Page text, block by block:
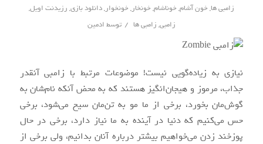
زامبی ها,خون آشام,خوناشام,خونخار,خونخوار,دانلود بازی, رزیدنت اویل,
زامبی, زامبی ها / توسط ادمین
نیازی به زیاده‌گویی نیست! موضوعات مرتبط با زامبی آنقدر
جذاب، مرموز و هیجان‌انگیز هستند که به محض آنکه نام‌شان به
گوش‌مان بخورد، برخی از ما مو به تن‌مان سیخ می‌شود، برخی
حس می‌کنیم که دنیا در آینده به ما نیاز دارد، برخی در حال
پوزخند زدن می‌خواهیم بیشتر درباره آنان بدانیم، ولی برخی از